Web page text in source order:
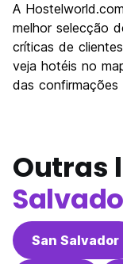
A
melhor selecção
críticas de
veja hotéis no
das confirmações
Outras
San Salvador